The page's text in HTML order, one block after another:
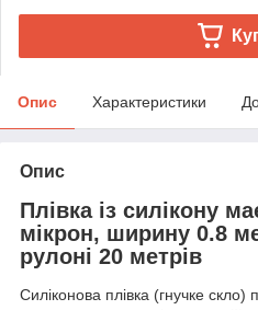
Опис Характеристики
Опис
Плівка із силікону
мікрон, ширину 0.8
рулоні 20 метрів
Силіконова плівка (гнучке скло)